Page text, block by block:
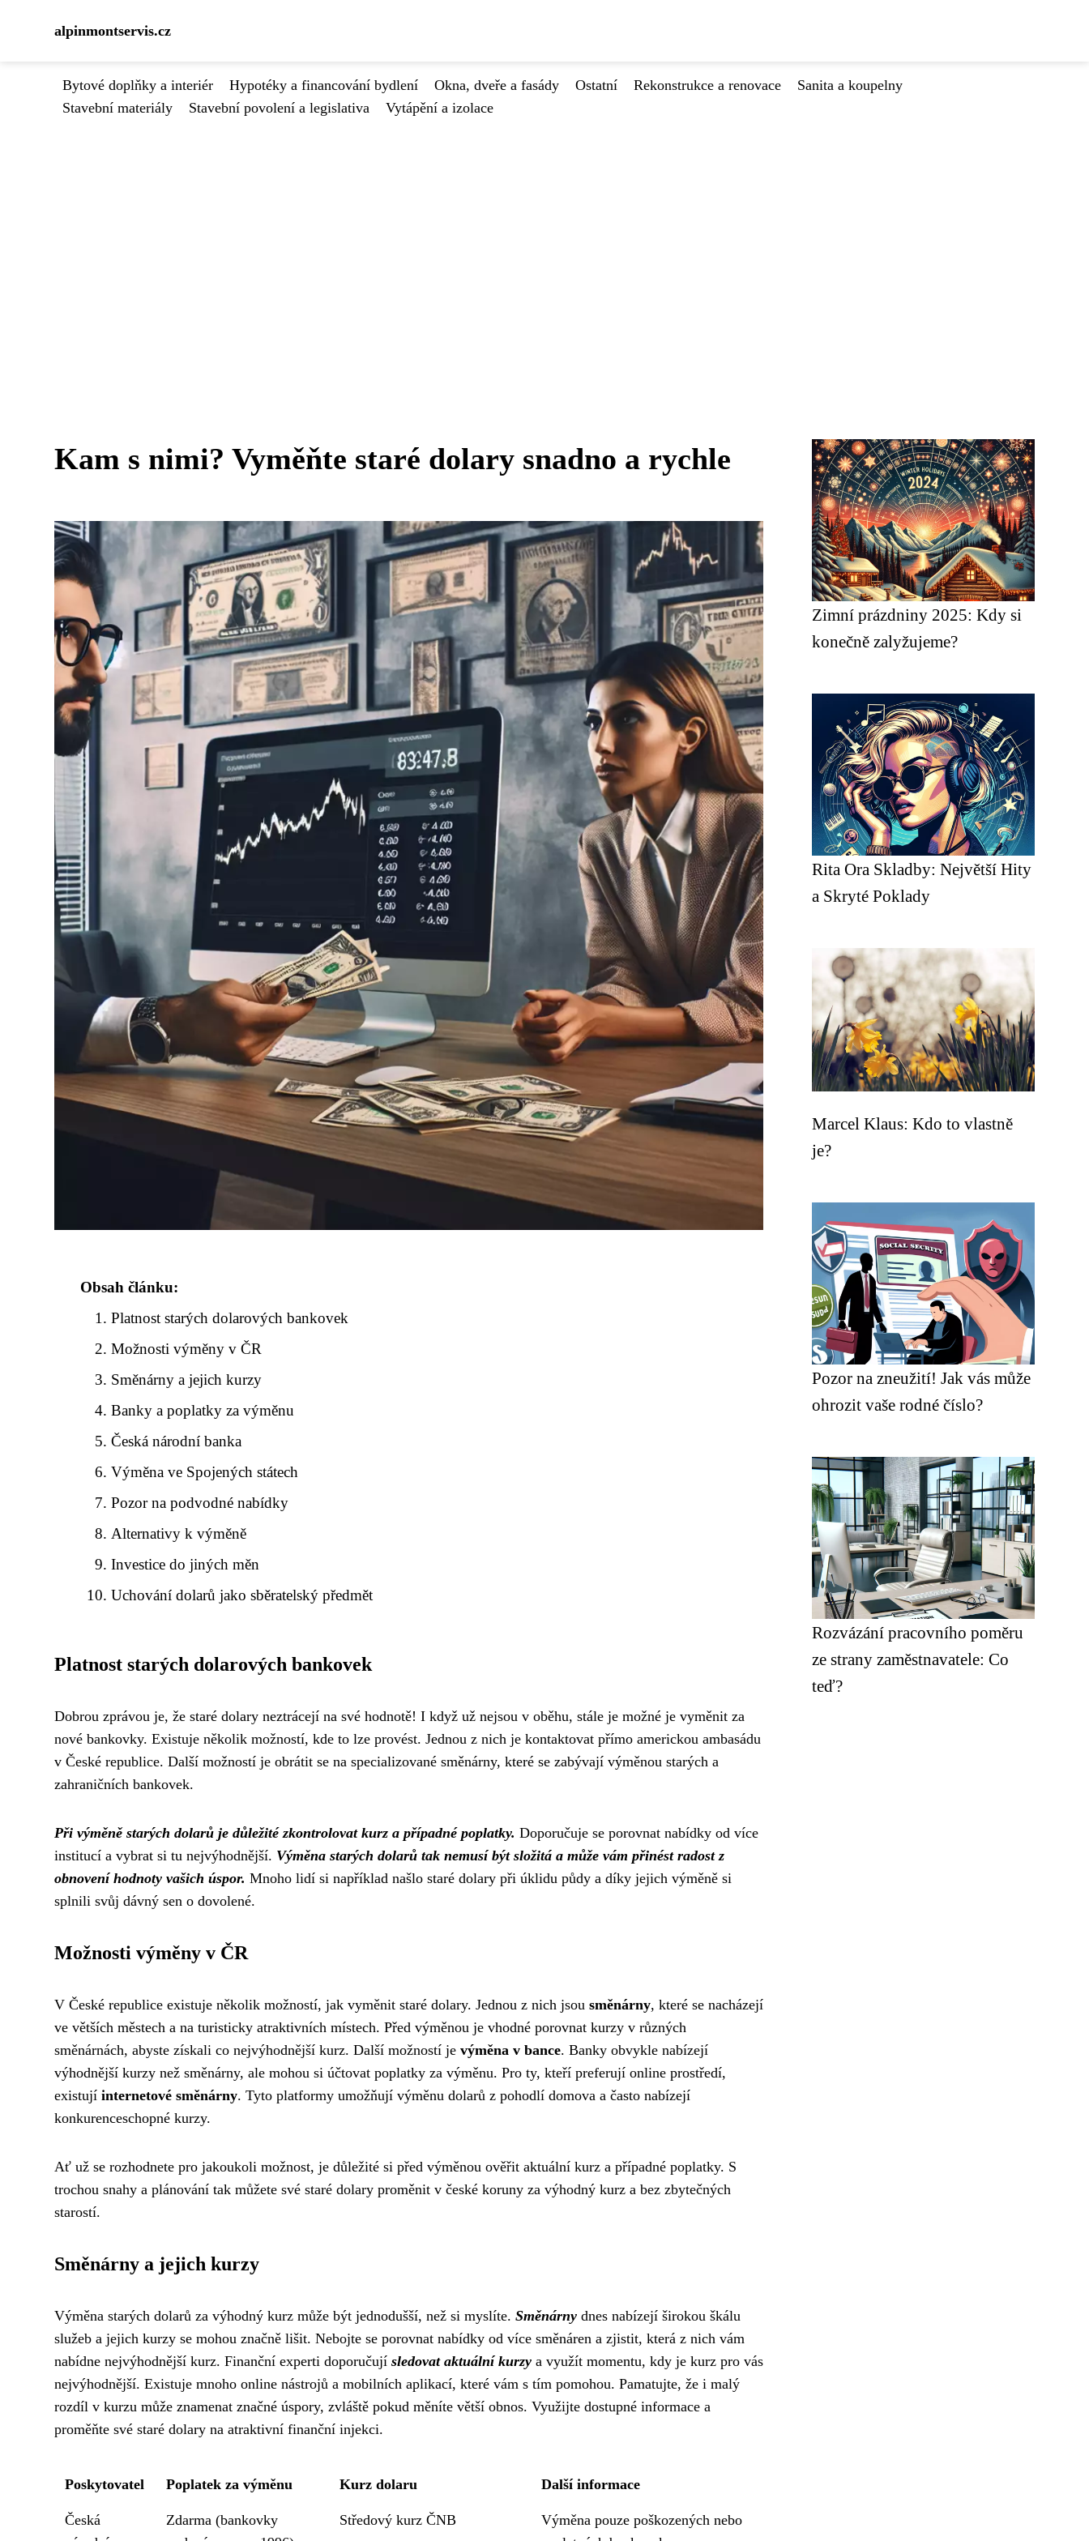
alpinmontservis.cz
Bytové doplňky a interiér Hypotéky a financování bydlení Okna, dveře a fasády Ostatní Rekonstrukce a renovace
Sanita a koupelny
Stavební materiály
Stavební povolení a legislativa Vytápění a izolace
Kam s nimi? Vyměňte staré dolary snadno a rychle
Obsah článku:
Platnost starých dolarových bankovek
Možnosti výměny v ČR
Směnárny a jejich kurzy
Banky a poplatky za výměnu
Česká národní banka
Výměna ve Spojených státech
Pozor na podvodné nabídky
Alternativy k výměně
Investice do jiných měn
Uchování dolarů jako sběratelský předmět
Platnost starých dolarových bankovek
Dobrou zprávou je, že staré dolary neztrácejí na své hodnotě! I když už nejsou v oběhu, stále je možné je vyměnit za
nové bankovky. Existuje několik možností, kde to lze provést. Jednou z nich je kontaktovat přímo americkou ambasádu
v České republice. Další možností je obrátit se na specializované směnárny, které se zabývají výměnou starých a
zahraničních bankovek.
Při výměně starých dolarů je důležité zkontrolovat kurz a případné poplatky. Doporučuje se porovnat nabídky od více
institucí a vybrat si tu nejvýhodnější. Výměna starých dolarů tak nemusí být složitá a může vám přinést radost z
obnovení hodnoty vašich úspor. Mnoho lidí si například našlo staré dolary při úklidu půdy a díky jejich výměně si
splnili svůj dávný sen o dovolené.
Možnosti výměny v ČR
V České republice existuje několik možností, jak vyměnit staré dolary. Jednou z nich jsou směnárny, které se nacházejí
ve větších městech a na turisticky atraktivních místech. Před výměnou je vhodné porovnat kurzy v různých
směnárnách, abyste získali co nejvýhodnější kurz. Další možností je výměna v bance. Banky obvykle nabízejí
výhodnější kurzy než směnárny, ale mohou si účtovat poplatky za výměnu. Pro ty, kteří preferují online prostředí,
existují internetové směnárny. Tyto platformy umožňují výměnu dolarů z pohodlí domova a často nabízejí
konkurenceschopné kurzy.
Ať už se rozhodnete pro jakoukoli možnost, je důležité si před výměnou ověřit aktuální kurz a případné poplatky. S
trochou snahy a plánování tak můžete své staré dolary proměnit v české koruny za výhodný kurz a bez zbytečných
starostí.
Směnárny a jejich kurzy
Výměna starých dolarů za výhodný kurz může být jednodušší, než si myslíte. Směnárny dnes nabízejí širokou škálu
služeb a jejich kurzy se mohou značně lišit. Nebojte se porovnat nabídky od více směnáren a zjistit, která z nich vám
nabídne nejvýhodnější kurz. Finanční experti doporučují sledovat aktuální kurzy a využít momentu, kdy je kurz pro vás
nejvýhodnější. Existuje mnoho online nástrojů a mobilních aplikací, které vám s tím pomohou. Pamatujte, že i malý
rozdíl v kurzu může znamenat značné úspory, zvláště pokud měníte větší obnos. Využijte dostupné informace a
proměňte své staré dolary na atraktivní finanční injekci.
Poskytovatel Poplatek za výměnu Kurz dolaru Další informace
Česká
Zdarma (bankovky
Středový kurz ČNB
Výměna pouze poškozených nebo
Zimní prázdniny 2025: Kdy si
konečně zalyžujeme?
Rita Ora Skladby: Největší Hity
a Skryté Poklady
Marcel Klaus: Kdo to vlastně
je?
Pozor na zneužití! Jak vás může
ohrozit vaše rodné číslo?
Rozvázání pracovního poměru
ze strany zaměstnavatele: Co
teď?